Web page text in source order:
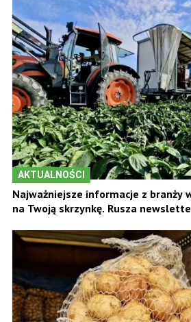
AKTUALNOŚCI
Najważniejsze informacje z branży
na Twoją skrzynkę. Rusza